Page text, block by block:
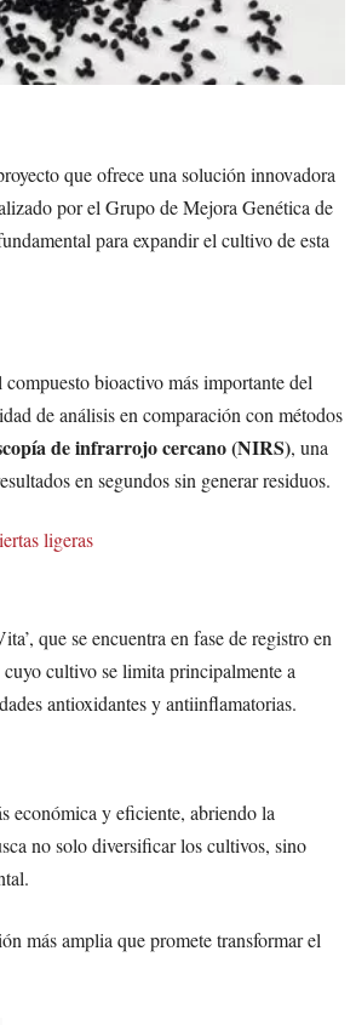
que ofrece una solución innovadora
por el Grupo de Mejora Genética de
para expandir el cultivo de esta
bioactivo más importante del
de análisis en comparación con métodos
de infrarrojo cercano (NIRS), una
en segundos sin generar residuos.
ligeras
que se encuentra en fase de registro en
cultivo se limita principalmente a
antioxidantes y antiinflamatorias.
económica y eficiente, abriendo la
no solo diversificar los cultivos, sino
más amplia que promete transformar el